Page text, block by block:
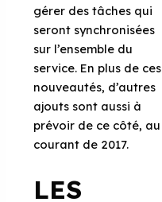
gérer des tâches qui
seront synchronisées
sur l’ensemble du
service. En plus de ces
nouveautés, d’autres
ajouts sont aussi à
prévoir de ce côté, au
courant de 2017.
LES